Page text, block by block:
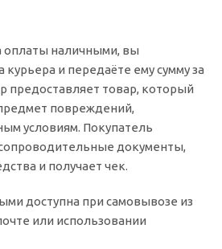
оплаты наличными, вы
и передаёте ему сумму за
предоставляет товар, который
повреждений,
условиям. Покупатель
документы,
и получает чек.
доступна при самовывозе из
или использовании